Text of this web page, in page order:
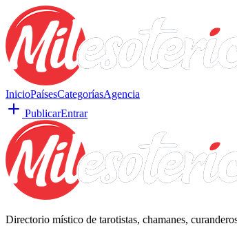
InicioPaísesCategoríasAgencia
PublicarEntrar
Directorio místico de tarotistas, chamanes,